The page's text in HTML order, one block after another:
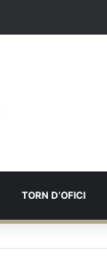
TORN D’OFICI